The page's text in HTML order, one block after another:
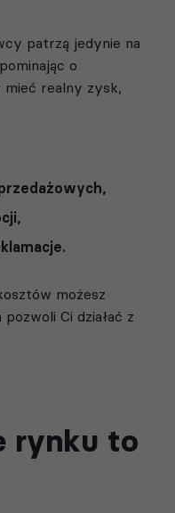
patrzą jedynie na
o
realny zysk,
możesz
Ci działać z
rynku to